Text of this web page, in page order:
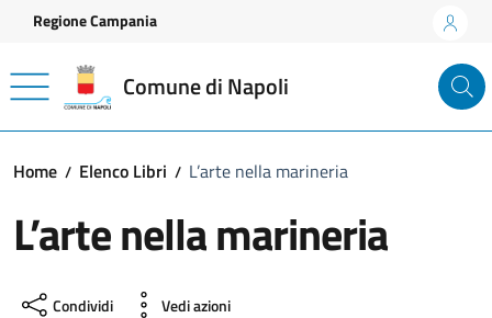
Vai ai contenuti
Vai al footer
Regione Campania
Comune di Napoli
Home Elenco Libri L’arte nella marineria
L’arte nella marineria
Condividi Vedi azioni